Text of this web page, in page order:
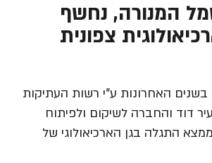
המנורה, נחשף
צפונית
האחרונות ע"י רשות העתיקות
דוד והחברה לשיקום ולפיתוח
התגלה בגן הארכיאולוגי של